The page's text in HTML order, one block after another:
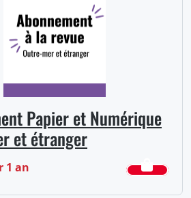
Papier et Numérique
et étranger
1 an